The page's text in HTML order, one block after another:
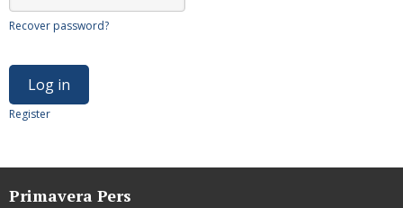
Recover password?
Register
Primavera Pers